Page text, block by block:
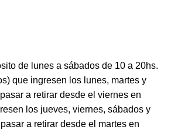
de lunes a sábados de 10 a 20hs.
que ingresen los lunes, martes y
a retirar desde el viernes en
los jueves, viernes, sábados y
a retirar desde el martes en